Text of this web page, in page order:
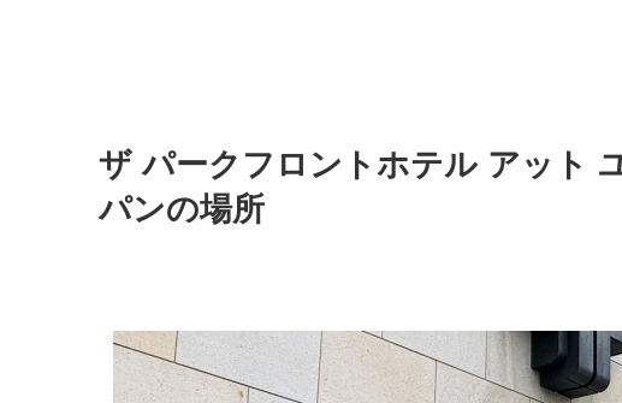
ザ パークフロントホテル アット
パンの場所